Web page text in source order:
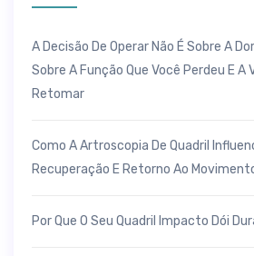
A Decisão De Operar Não É Sobre A
Sobre A Função Que Você Perdeu E A
Retomar
Como A Artroscopia De Quadril
Recuperação E Retorno Ao
Por Que O Seu Quadril Impacto Dói